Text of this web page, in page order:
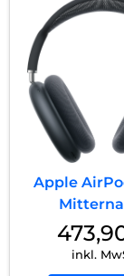
Apple
inkl.